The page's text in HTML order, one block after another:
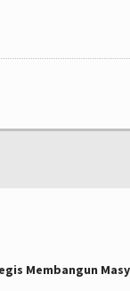
Membangun